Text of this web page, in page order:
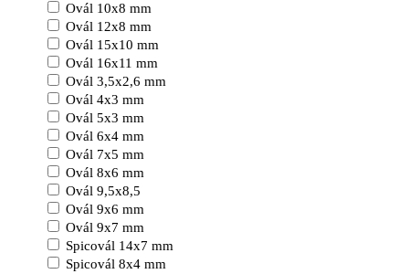
Ovál 10x8 mm
Ovál 12x8 mm
Ovál 15x10 mm
Ovál 16x11 mm
Ovál 3,5x2,6 mm
Ovál 4x3 mm
Ovál 5x3 mm
Ovál 6x4 mm
Ovál 7x5 mm
Ovál 8x6 mm
Ovál 9,5x8,5
Ovál 9x6 mm
Ovál 9x7 mm
Spicovál 14x7 mm
Spicovál 8x4 mm